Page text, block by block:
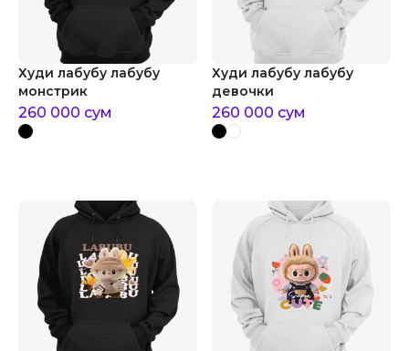
Худи лабубу лабубу
монстрик
260 000 сум
Худи лабубу лабубу
девочки
260 000 сум